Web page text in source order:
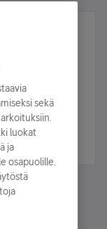
sekä
luokat
ja
osapuolille.